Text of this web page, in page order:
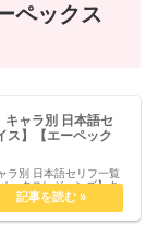
ペックス
キャラ別 日本語セ
ス】【エーペック
ラ別 日本語セリフ一覧
ックスレジェンズ】キ
【基本ボイス】 ブラ
ル ライフライン パス
ンガロール コースティ